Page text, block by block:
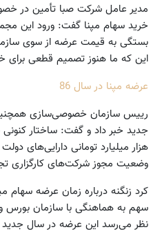
مدیر عامل شرکت صبا تأمین در
خرید سهام مپنا گفت: ورود این
بستگی به قیمت عرضه از سوی
این که ما هنوز تصمیم قطعی برای
عرضه مپنا در سال 86
رییس سازمان خصوصی‌سازی
هزار میلیارد تومانی دارایی‌های
وضعیت مجوز شرکت‌های کارگزاری
کرد زنگنه درباره زمان عرضه
سهم به هماهنگی با سازمان بورس
نظر می‌رسد این عرضه در سال جدید